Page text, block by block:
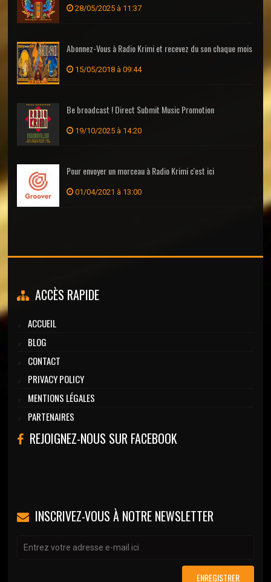
28/05/2025 à 11:37
Abonnez-Vous à Radio Krimi et recevez du son chaque mois
15/05/2018 à 09:44
Be broadcast ! Direct Submit Music Promotion
19/10/2025 à 14:20
Pour envoyer un morceau à Radio Krimi c'est ici
01/04/2021 à 13:00
ACCÈS RAPIDE
ACCUEIL
BLOG
CONTACT
PRIVACY POLICY
MENTIONS LÉGALES
PARTENAIRES
REJOIGNEZ-NOUS SUR FACEBOOK
INSCRIVEZ-VOUS À NOTRE NEWSLETTER
ENREGISTRER